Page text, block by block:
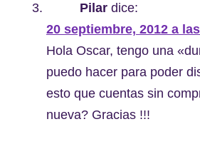
Pilar dice:
20 septiembre, 2012 a
Hola Oscar, tengo una
puedo hacer para poder
esto que cuentas sin
nueva? Gracias !!!